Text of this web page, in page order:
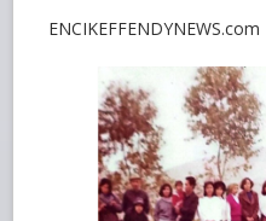
ENCIKEFFENDYNEWS.com